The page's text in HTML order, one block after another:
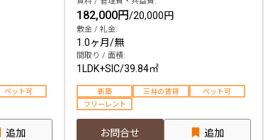
ペット可
追加
182,000円/20,000円
敷金 / 礼金:
1.0ヶ月/無
間取り / 面積:
1LDK+SIC/39.84㎡
新築 三井の賃貸
ペット可
フリーレント
お問合せ 追加